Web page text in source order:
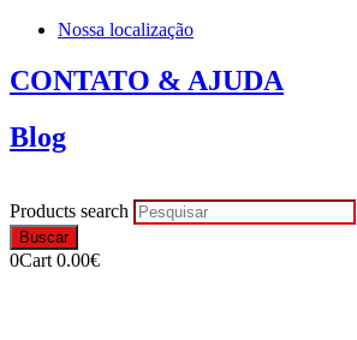
Nossa localização
CONTATO & AJUDA
Blog
Products search
Buscar
0Cart 0.00€